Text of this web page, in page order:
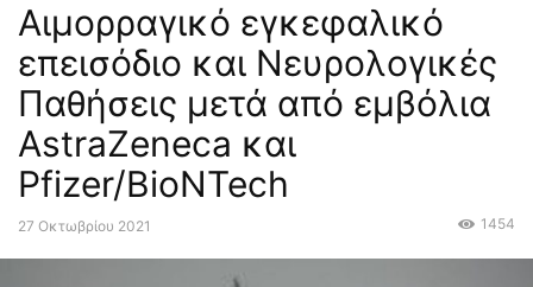
Αιμορραγικό εγκεφαλικό
επεισόδιο και Νευρολογικές
Παθήσεις μετά από εμβόλια
AstraZeneca και
Pfizer/BioNTech
27 Οκτωβρίου 2021 1454